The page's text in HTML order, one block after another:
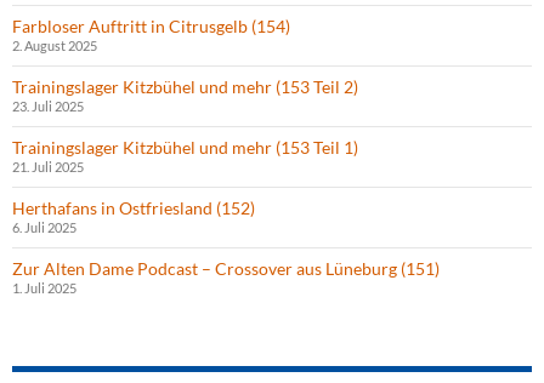
Farbloser Auftritt in Citrusgelb (154)
2. August 2025
Trainingslager Kitzbühel und mehr (153 Teil 2)
23. Juli 2025
Trainingslager Kitzbühel und mehr (153 Teil 1)
21. Juli 2025
Herthafans in Ostfriesland (152)
6. Juli 2025
Zur Alten Dame Podcast – Crossover aus Lüneburg (151)
1. Juli 2025